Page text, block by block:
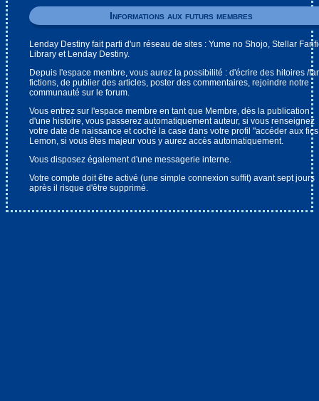
email :
Date de
:
Question
de
sécurité
(un peu
!)
Donnez
en chiffres
le résultat
l'opération
moins
huit
Informations aux futurs membres
Lenday Destiny fait parti d'un réseau de sites : Yume no Shojo, Stellar
Library et Lenday Destiny.
Depuis l'espace membre, vous aurez la possibilité : d'écrire des hitoires /
fictions, de publier des articles, poster des commentaires, rejoindre notre
communauté sur le forum.
Vous entrez sur l'espace membre en tant que Membre, dès la publication
d'une histoire, vous passerez automatiquement auteur, si vous renseignez
votre date de naissance et coché la case dans votre profil "accéder aux fics
Lemon, si vous êtes majeur vous y aurez accès automatiquement.
Vous disposez également d'une messagerie interne.
Votre compte doit être activé (une simple connexion suffit) avant sept jours
après il risque d'être supprimé.